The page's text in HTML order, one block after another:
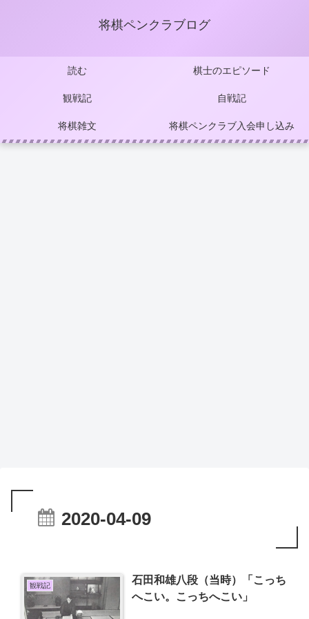
将棋ペンクラブログ
読む 棋士のエピソード
観戦記 自戦記
将棋雑文 将棋ペンクラブ入会申し込み
2020-04-09
観戦記
石田和雄八段（当時）「こっち
へこい。こっちへこい」